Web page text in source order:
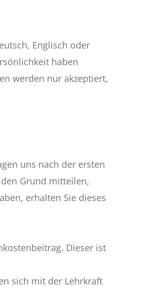
Englisch oder
haben
werden nur akzeptiert,
uns nach der ersten
Grund mitteilen,
erhalten Sie dieses
Dieser ist
sich mit der Lehrkraft